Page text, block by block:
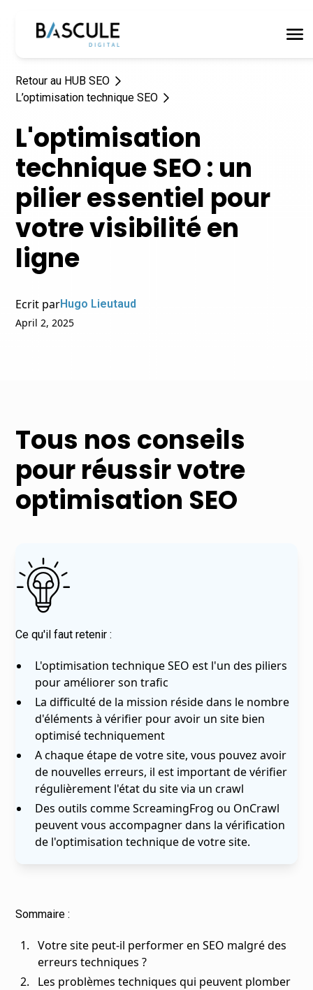
Retour au HUB SEO
L’optimisation technique SEO
L'optimisation
technique SEO : un
pilier essentiel pour
votre visibilité en
ligne
Ecrit parHugo Lieutaud
April 2, 2025
Tous nos conseils
pour réussir votre
optimisation SEO
Ce qu'il faut retenir :
L'optimisation technique SEO est l'un des piliers
pour améliorer son trafic
La difficulté de la mission réside dans le nombre
d'éléments à vérifier pour avoir un site bien
optimisé techniquement
A chaque étape de votre site, vous pouvez avoir
de nouvelles erreurs, il est important de vérifier
régulièrement l'état du site via un crawl
Des outils comme ScreamingFrog ou OnCrawl
peuvent vous accompagner dans la vérification
de l'optimisation technique de votre site.
Sommaire :
Votre site peut-il performer en SEO malgré des
erreurs techniques ?
Les problèmes techniques qui peuvent plomber